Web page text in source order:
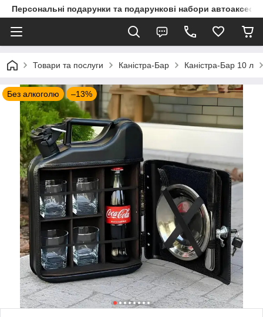
Персональні подарунки та подарункові набори
Товари та послуги Каністра-Бар Каністра-Бар 10 л
Без алкоголю –13%